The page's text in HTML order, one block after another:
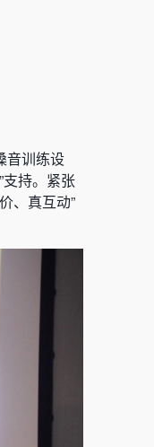
音训练设
持。紧张
、真互动”